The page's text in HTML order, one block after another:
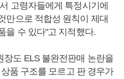
고령자들에게 특정시기에
만으로 적합성 원칙이 제대
을 수 있다"고 지적했다.
장도 ELS 불완전판매 논란을
품 구조를 모르고 판 경우가